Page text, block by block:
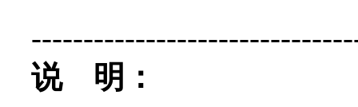
说 明：